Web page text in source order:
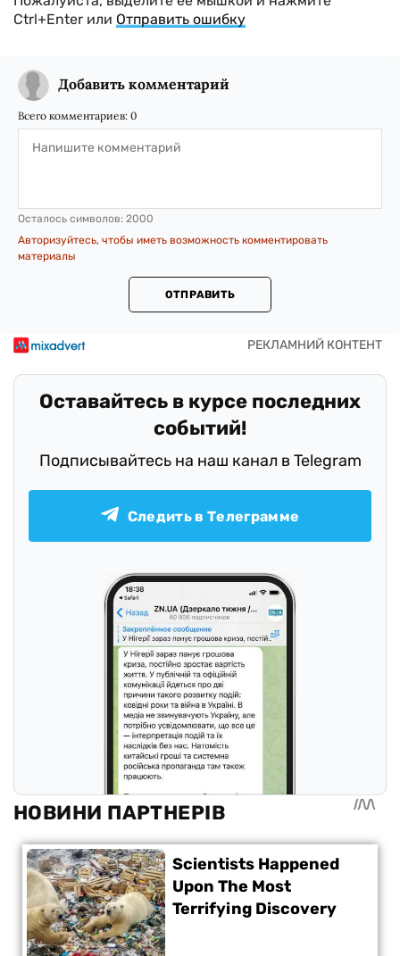
Ctrl+Enter или Отправить ошибку
Добавить комментарий
Всего комментариев: 0
Осталось символов: 2000
Авторизуйтесь, чтобы иметь возможность комментировать
материалы
ОТПРАВИТЬ
Оставайтесь в курсе последних
событий!
Подписывайтесь на наш канал в Telegram
Следить в Телеграмме